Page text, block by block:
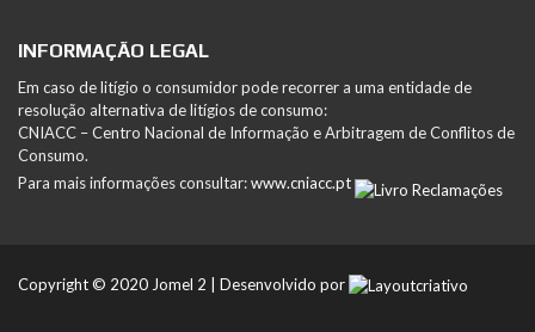
INFORMAÇÃO LEGAL
Em caso de litígio o consumidor pode recorrer a uma entidade de
resolução alternativa de litígios de consumo:
CNIACC – Centro Nacional de Informação e Arbitragem de Conflitos de
Consumo.
Para mais informações consultar:www.cniacc.pt
Copyright © 2020 Jomel 2 | Desenvolvido por